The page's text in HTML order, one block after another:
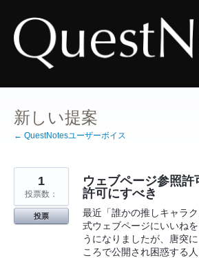
ン
テ
ン
ツ
新しい提案
← QuestNotesユーザーボイス
ウェブページ参照
許可にすべき
最近「誰かの推しキャラ
式ウェブページにいいね
うになりましたが、唐突
ころで公開され困惑する
1
投票数：
投票